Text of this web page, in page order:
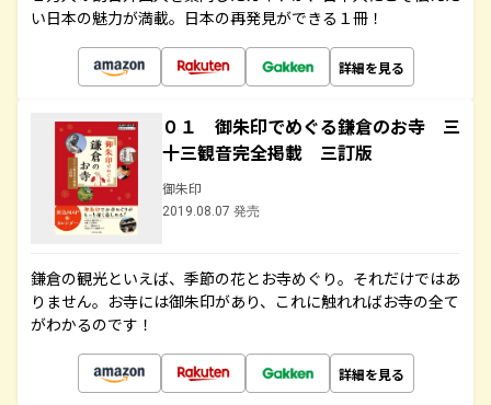
い日本の魅力が満載。日本の再発見ができる１冊！
詳細を見る
０１ 御朱印でめぐる鎌倉のお寺 三
十三観音完全掲載 三訂版
御朱印
2019.08.07 発売
鎌倉の観光といえば、季節の花とお寺めぐり。それだけではあ
りません。お寺には御朱印があり、これに触れればお寺の全て
がわかるのです！
詳細を見る